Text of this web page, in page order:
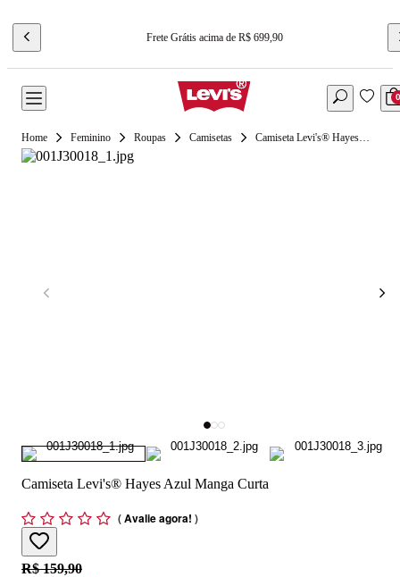
Frete Grátis acima de R$ 699,90
0
Feminino Roupas Camisetas Camiseta Levi's® Hayes Azul Manga Curta
Camiseta Levi's® Hayes Azul Manga Curta
(Avalie agora! )
Original price:
R$ 159,90